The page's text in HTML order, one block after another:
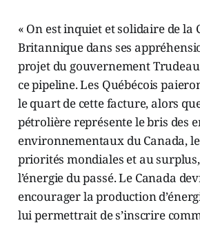
« On est inquiet et solidaire de la
Britannique dans ses
projet du gouvernement Trudeau
ce pipeline. Les Québécois
le quart de cette facture, alors
pétrolière représente le bris des
environnementaux du Canada,
priorités mondiales et au
l’énergie du passé. Le Canada
encourager la production
lui permettrait de s’inscrire